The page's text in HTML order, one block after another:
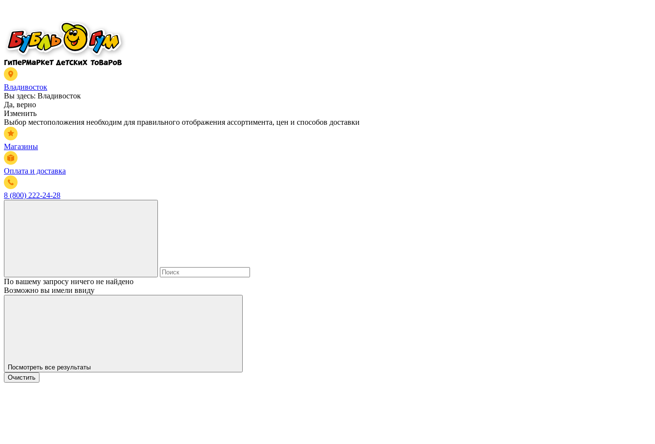
Владивосток
Вы здесь: Владивосток
Да, верно
Изменить
Выбор местоположения необходим для правильного отображения ассортимента, цен и способов доставки
Магазины
Оплата и доставка
8 (800) 222-24-28
По вашему запросу ничего не найдено
Возможно вы имели ввиду
Посмотреть все результаты
Очистить